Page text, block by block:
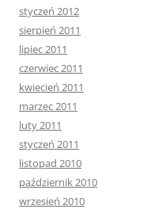
styczeń 2012
sierpień 2011
lipiec 2011
czerwiec 2011
kwiecień 2011
marzec 2011
luty 2011
styczeń 2011
listopad 2010
październik 2010
wrzesień 2010